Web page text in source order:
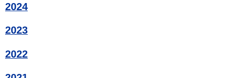
2024
2023
2022